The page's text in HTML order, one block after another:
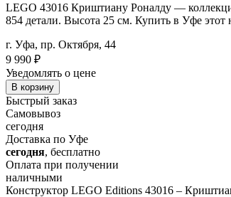
LEGO 43016 Криштиану Роналду —
854 детали. Высота 25 см. Купить в Уфе
г. Уфа, пр. Октября, 44
9 990 ₽
Уведомлять о цене
В корзину
Быстрый заказ
Самовывоз
сегодня
Доставка по Уфе
сегодня, бесплатно
Оплата при получении
наличными
Конструктор LEGO Editions 43016 –